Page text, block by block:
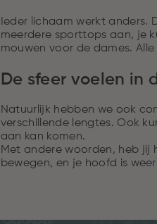
Ieder lichaam werkt anders.
meerdere sporttops aan, je
mouwen voor de dames.
De sfeer voelen in
Natuurlijk hebben we ook
verschillende lengtes. Ook
aan kan komen.
Met andere woorden, heb jij
bewegen, en je hoofd is